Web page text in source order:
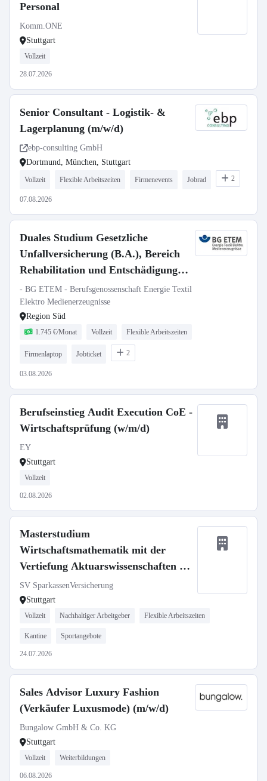
Personal
Komm.ONE
Stuttgart
Vollzeit
28.07.2026
Senior Consultant - Logistik- &
Lagerplanung (m/w/d)
ebp-consulting GmbH
Dortmund, München, Stuttgart
Vollzeit Flexible Arbeitszeiten Firmenevents Jobrad 2
07.08.2026
Duales Studium Gesetzliche
Unfallversicherung (B.A.), Bereich
Rehabilitation und Entschädigung,
Region Süd (Augsburg, Stuttgart)
- BG ETEM - Berufsgenossenschaft Energie Textil
Elektro Medienerzeugnisse
Region Süd
1.745 €/Monat Vollzeit Flexible Arbeitszeiten
Firmenlaptop Jobticket 2
03.08.2026
Berufseinstieg Audit Execution CoE -
Wirtschaftsprüfung (w/m/d)
EY
Stuttgart
Vollzeit
02.08.2026
Masterstudium
Wirtschaftsmathematik mit der
Vertiefung Aktuarswissenschaften in
Kooperation mit der Universität Ulm
- Aktuarielle Steuerung
SV SparkassenVersicherung
Stuttgart
Vollzeit Nachhaltiger Arbeitgeber Flexible Arbeitszeiten
Kantine Sportangebote
24.07.2026
Sales Advisor Luxury Fashion
(Verkäufer Luxusmode) (m/w/d)
Bungalow GmbH & Co. KG
Stuttgart
Vollzeit Weiterbildungen
06.08.2026